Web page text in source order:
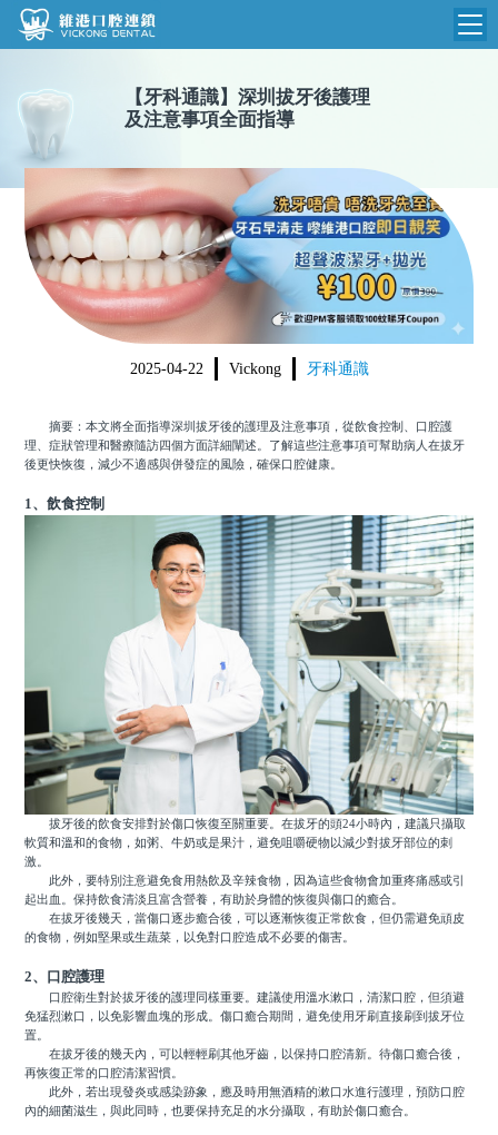
維港首頁
品牌介紹
環境設備
醫院新聞
收費標準
N
收費總表
植牙收費
根管收費
美學收費
箍牙收費
醫生團隊
門診時間
【 牙科通識】 深圳拔牙後護理
及注意事項全面指導
2025-04-22 Vickong 牙科通識
摘要：本文將全面指導深圳拔牙後的護理及注意事項，從飲食控制、口腔護
理、症狀管理和醫療隨訪四個方面詳細闡述。了解這些注意事項可幫助病人在拔牙
後更快恢復，減少不適感與併發症的風險，確保口腔健康。
1、飲食控制
拔牙後的飲食安排對於傷口恢復至關重要。在拔牙的頭24小時內，建議只攝取
軟質和溫和的食物，如粥、牛奶或是果汁，避免咀嚼硬物以減少對拔牙部位的刺
激。
此外，要特別注意避免食用熱飲及辛辣食物，因為這些食物會加重疼痛感或引
起出血。保持飲食清淡且富含營養，有助於身體的恢復與傷口的癒合。
在拔牙後幾天，當傷口逐步癒合後，可以逐漸恢復正常飲食，但仍需避免頑皮
的食物，例如堅果或生蔬菜，以免對口腔造成不必要的傷害。
2、口腔護理
口腔衛生對於拔牙後的護理同樣重要。建議使用溫水漱口，清潔口腔，但須避
免猛烈漱口，以免影響血塊的形成。傷口癒合期間，避免使用牙刷直接刷到拔牙位
置。
在拔牙後的幾天內，可以輕輕刷其他牙齒，以保持口腔清新。待傷口癒合後，
再恢復正常的口腔清潔習慣。
此外，若出現發炎或感染跡象，應及時用無酒精的漱口水進行護理，預防口腔
內的細菌滋生，與此同時，也要保持充足的水分攝取，有助於傷口癒合。